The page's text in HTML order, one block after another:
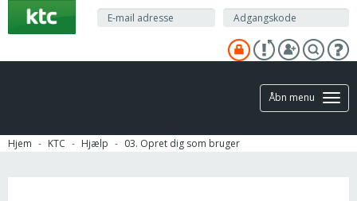
hovedindhold
Åbn menu
Hjem KTC Hjælp 03. Opret dig som bruger